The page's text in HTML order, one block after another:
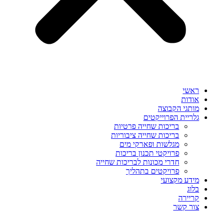
ראשי
אודות
מותגי הקבוצה
גלריית הפרוייקטים
בריכות שחייה פרטיות
בריכות שחייה ציבוריות
מגלשות ופארקי מים
פרויקטי תכנון בריכות
חדרי מכונות לבריכות שחייה
פרויקטים בתהליך
מידע מקצועי
בלוג
קריירה
צור קשר